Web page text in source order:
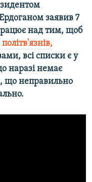
заявив 7
над тим, щоб
всі списки є у
наразі немає
що неправильно